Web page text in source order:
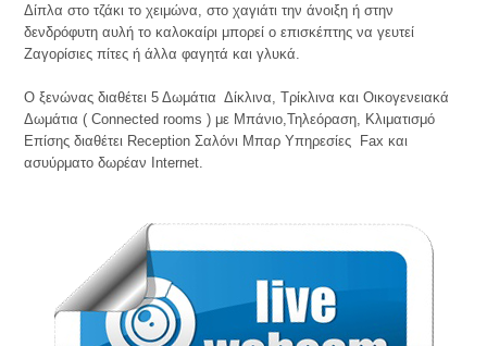
Δίπλα στο τζάκι το χειμώνα, στο χαγιάτι την άνοιξη ή στην
δενδρόφυτη αυλή το καλοκαίρι μπορεί ο επισκέπτης να γευτεί
Ζαγορίσιες πίτες ή άλλα φαγητά και γλυκά.
Ο ξενώνας διαθέτει 5 Δωμάτια Δίκλινα, Τρίκλινα και Οικογενειακά
Δωμάτια ( Connected rooms ) με Μπάνιο,Τηλεόραση, Κλιματισμό
Επίσης διαθέτει Reception Σαλόνι Μπαρ Υπηρεσίες Fax και
ασυύρματο δωρέαν Internet.